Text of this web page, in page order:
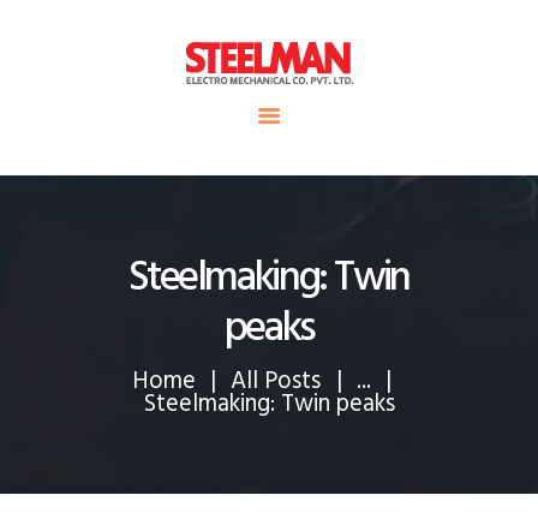
Steelmaking: Twin
peaks
Home All Posts ...
Steelmaking: Twin peaks
Steelman
POWER OF WORLD